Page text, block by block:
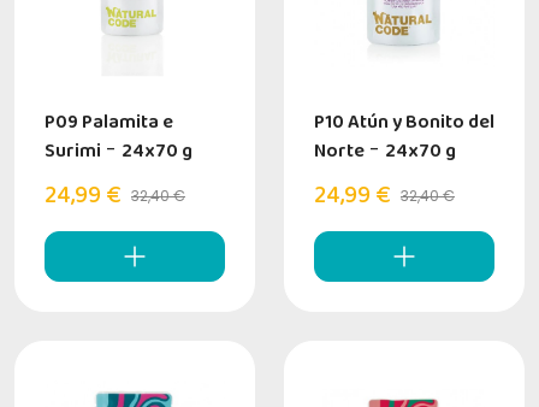
P09 Palamita e
Surimi - 24x70 g
24,99 € 32,40 €
P10 Atún y Bonito del
Norte - 24x70 g
24,99 € 32,40 €